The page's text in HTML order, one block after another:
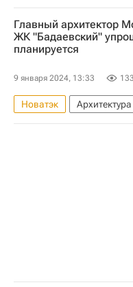
Строительство
Бизнес-центры
Главный архитектор
ЖК "Бадаевский"
планируется
9 января 2024, 13:33
Новатэк Архитектура
Жилье
Москва